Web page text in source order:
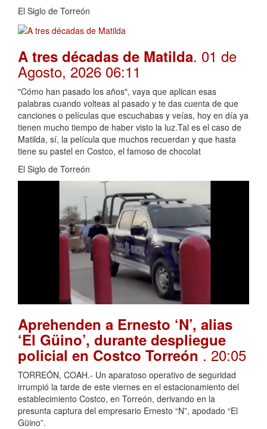
El Siglo de Torreón
A tres décadas de Matilda. 01 de
Agosto, 2026 06:11
"Cómo han pasado los años", vaya que aplican esas
palabras cuando volteas al pasado y te das cuenta de que
canciones o películas que escuchabas y veías, hoy en día ya
tienen mucho tiempo de haber visto la luz.Tal es el caso de
Matilda, sí, la película que muchos recuerdan y que hasta
tiene su pastel en Costco, el famoso de chocolat
El Siglo de Torreón
Aprehenden a Ernesto ‘N’, alias
‘El Güino’, durante despliegue
policial en Costco Torreón. 20:05
TORREÓN, COAH.- Un aparatoso operativo de seguridad
irrumpió la tarde de este viernes en el estacionamiento del
establecimiento Costco, en Torreón, derivando en la
presunta captura del empresario Ernesto “N”, apodado “El
Güino”.